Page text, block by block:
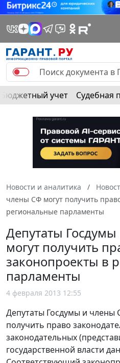
Бюджетный учет Судебная
Новости и аналитика
члены СФ могут получить
региональные парламенты
Депутаты
могут получить
законопроекты в
парламенты
4 февраля 2013 12:55
Депутаты Госдумы и члены
получить право
законодательных
государственной власти